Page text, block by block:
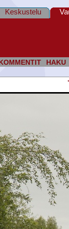
KOMMENTIT HAKU
Keskustelu